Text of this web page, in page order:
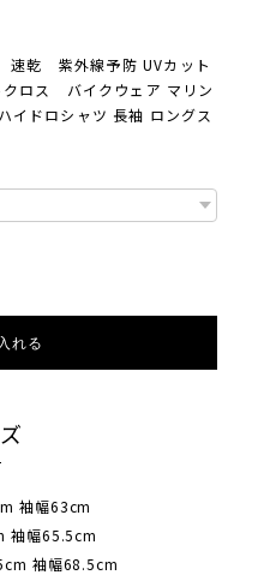
乾 紫外線予防 UVカット
ロス バイクウェア マリン
ドロシャツ 長袖 ロングス
れる
袖幅63cm
袖幅65.5cm
袖幅68.5cm